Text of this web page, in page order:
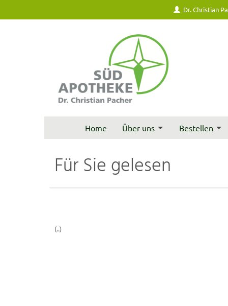
Dr. Christian
Home Über uns Bestellen
Für Sie gelesen
(..)